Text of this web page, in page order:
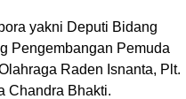
yakni Deputi Bidang
Pengembangan Pemuda
Raden Isnanta, Plt.
Chandra Bhakti.